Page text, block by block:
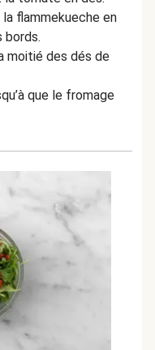
flammekueche en
bords.
moitié des dés de
que le fromage